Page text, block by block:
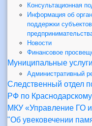
Консультационная
Информация об
поддержки
Новости
Финансовое
Муниципальные услуги
Административный
Следственный отдел
РФ по
МКУ «Управление
"Об увековечении